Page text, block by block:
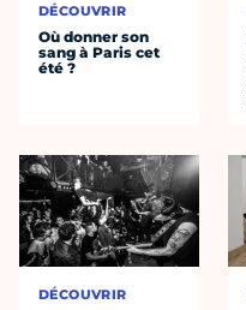
DÉCOUVRIR
Où donner son
sang à Paris cet
été ?
DÉCOUVRIR